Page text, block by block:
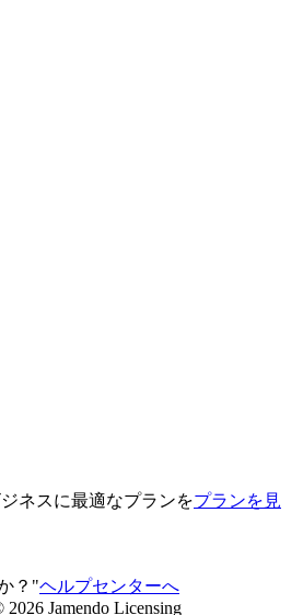
ネスに最適なプランをプランを見
？"ヘルプセンターへ
2026 Jamendo Licensing